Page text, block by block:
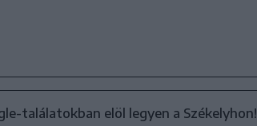
találatokban elöl legyen a Székelyhon!